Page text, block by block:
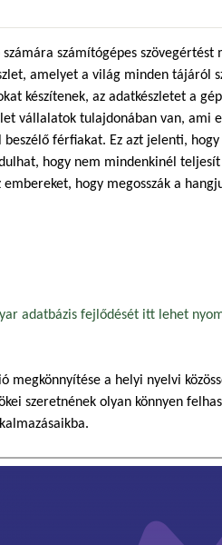
számítógépes szövegértést
amelyet a világ minden tájáról
készítenek, az adatkészletet a
vállalatok tulajdonában van, ami
férfiakat. Ez azt jelenti,
hogy nem mindenkinél
hogy megosszák a
adatbázis fejlődését itt lehet
a helyi nyelvi
szeretnének olyan könnyen